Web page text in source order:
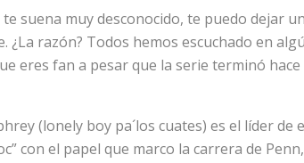
suena muy desconocido, te puedo dejar
razón? Todos hemos escuchado en
eres fan a pesar que la serie terminó
(lonely boy pa´los cuates) es el líder de
con el papel que marco la carrera de Penn,